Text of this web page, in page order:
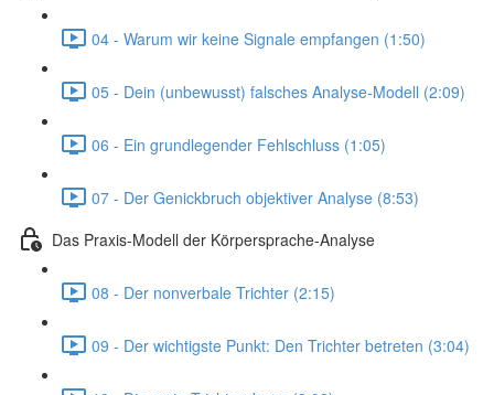
04 - Warum wir keine Signale empfangen (1:50)
05 - Dein (unbewusst) falsches Analyse-Modell (2:09)
06 - Ein grundlegender Fehlschluss (1:05)
07 - Der Genickbruch objektiver Analyse (8:53)
Das Praxis-Modell der Körpersprache-Analyse
08 - Der nonverbale Trichter (2:15)
09 - Der wichtigste Punkt: Den Trichter betreten (3:04)